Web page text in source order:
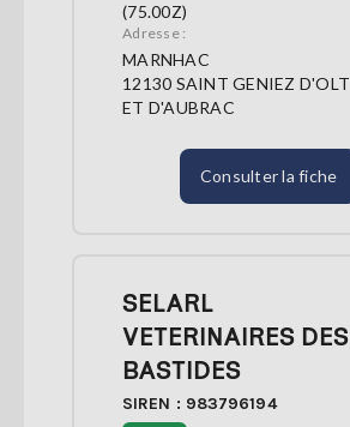
(75.00Z)
Adresse :
MARNHAC
12130 SAINT GENIEZ D'OLT
ET D'AUBRAC
Consulter la fiche
SELARL
VETERINAIRES DES
BASTIDES
SIREN : 983796194